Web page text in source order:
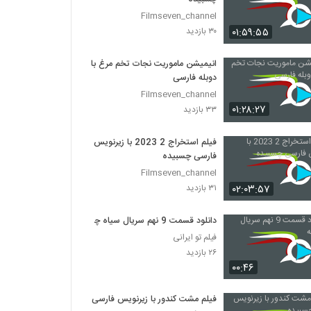
۰۱:۵۹:۵۵
Filmseven_channel
۳۰ بازدید
۰۱:۲۸:۲۷
انیمیشن ماموریت نجات تخم مرغ با
دوبله فارسی
Filmseven_channel
۳۳ بازدید
۰۲:۰۳:۵۷
فیلم استخراج 2 2023 با زیرنویس
فارسی چسبیده
Filmseven_channel
۳۱ بازدید
۰۰:۴۶
دانلود قسمت 9 نهم سریال سیاه چاله
فیلم تو ایرانی
۲۶ بازدید
فیلم مشت کندور با زیرنویس فارسی